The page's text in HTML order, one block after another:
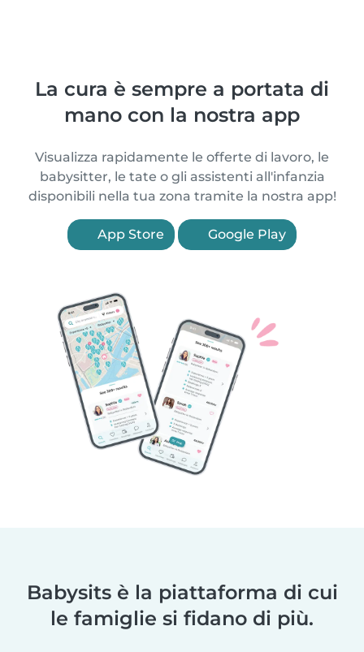
La cura è sempre a portata di
mano con la nostra app
Visualizza rapidamente le offerte di lavoro, le
babysitter, le tate o gli assistenti all'infanzia
disponibili nella tua zona tramite la nostra app!
App Store Google Play
Babysits è la piattaforma di cui
le famiglie si fidano di più.